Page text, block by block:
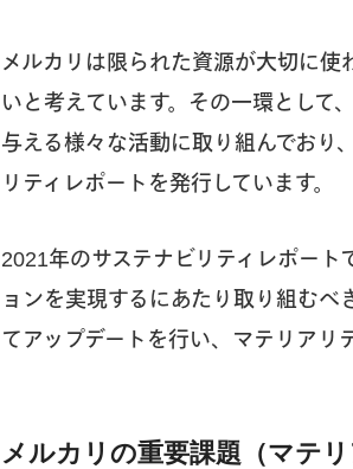
メルカリは限られた資源が大切に
いと考えています。その一環として
与える様々な活動に取り組んでおり
リティレポートを発行しています。
2021年のサステナビリティレポー
ョンを実現するにあたり取り組む
てアップデートを行い、マテリアリ
メルカリの重要課題（マテ